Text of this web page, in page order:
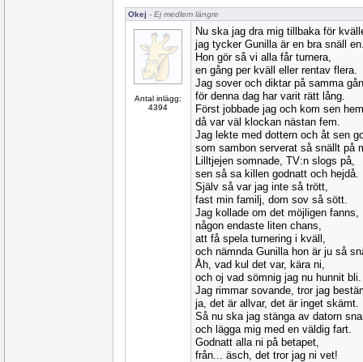
Okej - Ej medlem längre
Antal inlägg:
4394
Nu ska jag dra mig tillbaka för
jag tycker Gunilla är en bra snäll
Hon gör så vi alla får turnera,
en gång per kväll eller rentav flera.
Jag sover och diktar på samma
för denna dag har varit rätt lång.
Först jobbade jag och kom sen
då var väl klockan nästan fem.
Jag lekte med dottern och åt sen
som sambon serverat så snällt på
Lilltjejen somnade, TV:n slogs på,
sen så sa killen godnatt och hejdå.
Själv så var jag inte så trött,
fast min familj, dom sov så sött.
Jag kollade om det möjligen fanns,
någon endaste liten chans,
att få spela turnering i kväll,
och nämnda Gunilla hon är ju så
Åh, vad kul det var, kära ni,
och oj vad sömnig jag nu hunnit bli.
Jag rimmar sovande, tror jag
ja, det är allvar, det är inget skämt.
Så nu ska jag stänga av datorn
och lägga mig med en väldig fart.
Godnatt alla ni på betapet,
från... äsch, det tror jag ni vet!